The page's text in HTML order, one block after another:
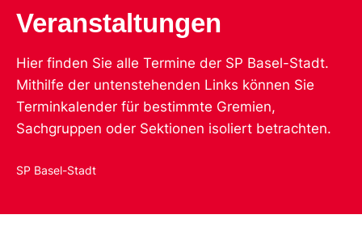
Veranstaltungen
Hier finden Sie alle Termine der SP Basel-Stadt.
Mithilfe der untenstehenden Links können Sie
Terminkalender für bestimmte Gremien,
Sachgruppen oder Sektionen isoliert betrachten.
SP Basel-Stadt